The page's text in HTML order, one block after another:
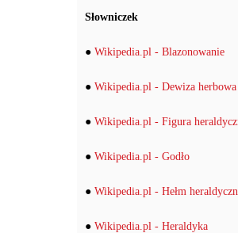
Słowniczek
● Wikipedia.pl - Blazonowanie
● Wikipedia.pl - Dewiza herbowa
● Wikipedia.pl - Figura
● Wikipedia.pl - Godło
● Wikipedia.pl - Hełm
● Wikipedia.pl - Heraldyka